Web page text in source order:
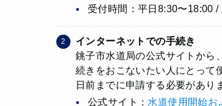
受付時間：平日8:30〜18:00
インターネットでの手続き
銚子市水道局の公式サイトから
続きをおこないたい人にとって
日前までに申請する必要があり
公式サイト： 水道使用開始お